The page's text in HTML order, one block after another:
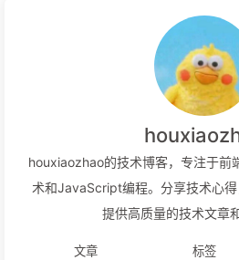
houxiaozhao的技术博客，专注于前
术和JavaScript编程。分享技术心
提供高质量的技术文章
文章 标签